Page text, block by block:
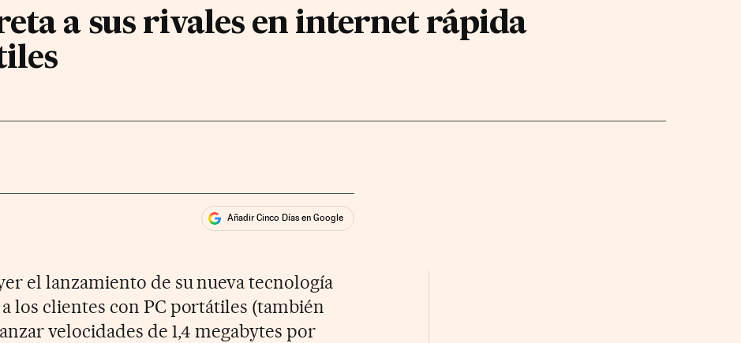
a sus rivales en internet rápida
Sociales Añadir Cinco Días en Google
el lanzamiento de su nueva tecnología
los clientes con PC portátiles (también
velocidades de 1,4 megabytes por